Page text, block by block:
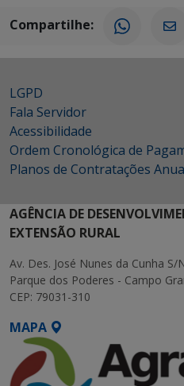
Compartilhe:
LGPD
Fala Servidor
Acessibilidade
Ordem Cronológica de
Planos de Contratações
AGÊNCIA DE
EXTENSÃO RURAL
Av. Des. José Nunes da Cunha S/
Parque dos Poderes - Campo
CEP: 79031-310
MAPA